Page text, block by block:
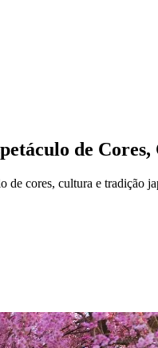
de
cores, cultura e tradição